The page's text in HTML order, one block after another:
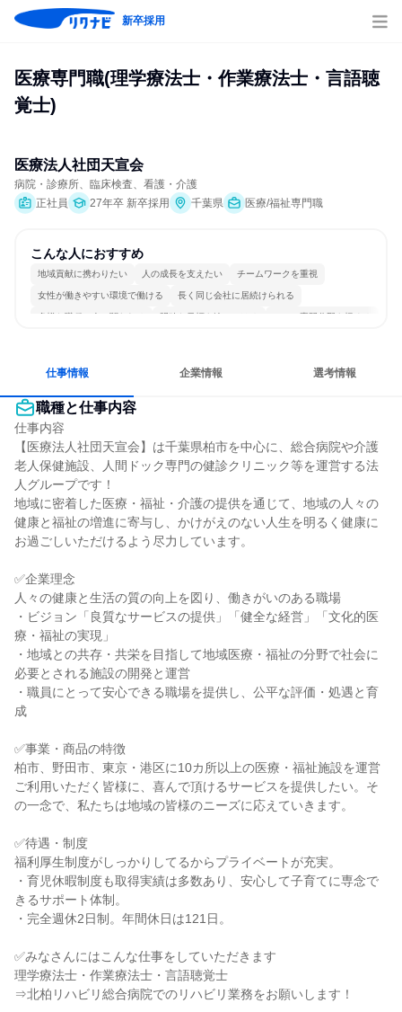
新卒採用
医療専門職(理学療法士・作業療法士・言語聴
覚士)
医療法人社団天宣会
病院・診療所、臨床検査、看護・介護
正社員
27年卒 新卒採用 千葉県 医療/福祉専門職
こんな人におすすめ
地域貢献に携わりたい 人の成長を支えたい チームワークを重視
女性が働きやすい環境で働ける 長く同じ会社に居続けられる
多様な職種の人と関われる 明確な目標を追いかける 一つの専門分野を極める
仕事情報 企業情報 選考情報
職種と仕事内容
仕事内容
【医療法人社団天宣会】は千葉県柏市を中心に、総合病院や介護
老人保健施設、人間ドック専門の健診クリニック等を運営する法
人グループです！
地域に密着した医療・福祉・介護の提供を通じて、地域の人々の
健康と福祉の増進に寄与し、かけがえのない人生を明るく健康に
お過ごしいただけるよう尽力しています。
✅企業理念
人々の健康と生活の質の向上を図り、働きがいのある職場
・ビジョン「良質なサービスの提供」「健全な経営」「文化的医
療・福祉の実現」
・地域との共存・共栄を目指して地域医療・福祉の分野で社会に
必要とされる施設の開発と運営
・職員にとって安心できる職場を提供し、公平な評価・処遇と育
成
✅事業・商品の特徴
柏市、野田市、東京・港区に10カ所以上の医療・福祉施設を運営
ご利用いただく皆様に、喜んで頂けるサービスを提供したい。そ
の一念で、私たちは地域の皆様のニーズに応えていきます。
✅待遇・制度
福利厚生制度がしっかりしてるからプライベートが充実。
・育児休暇制度も取得実績は多数あり、安心して子育てに専念で
きるサポート体制。
・完全週休2日制。年間休日は121日。
✅みなさんにはこんな仕事をしていただきます
理学療法士・作業療法士・言語聴覚士
⇒北柏リハビリ総合病院でのリハビリ業務をお願いします！